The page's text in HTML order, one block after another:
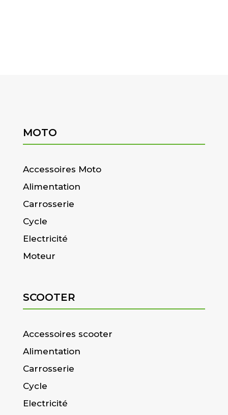
MOTO
Accessoires Moto
Alimentation
Carrosserie
Cycle
Electricité
Moteur
SCOOTER
Accessoires scooter
Alimentation
Carrosserie
Cycle
Electricité